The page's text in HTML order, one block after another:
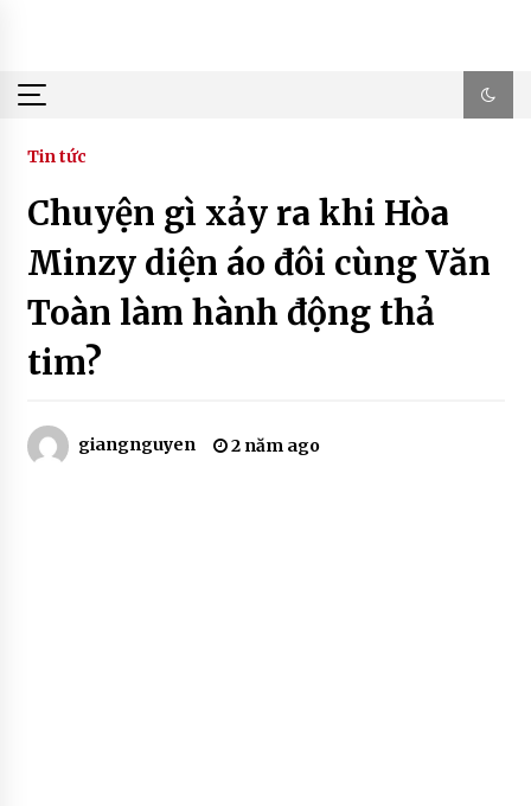
Tin tức
Chuyện gì xảy ra khi Hòa
Minzy diện áo đôi cùng Văn
Toàn làm hành động thả
tim?
giangnguyen 2 năm ago